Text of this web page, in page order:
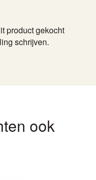
product gekocht
schrijven.
ook